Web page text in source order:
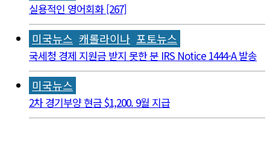
실용적인 영어회화 [267]
미국뉴스 캐롤라이나 포토뉴스
국세청 경제 지원금 받지 못한 분 IRS Notice 1444-A 발송
미국뉴스
2차 경기부양 현금 $1,200. 9월 지급